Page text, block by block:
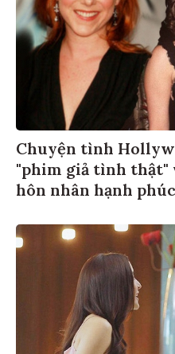
Chuyện tình
"phim giả tình thật"
hôn nhân hạnh